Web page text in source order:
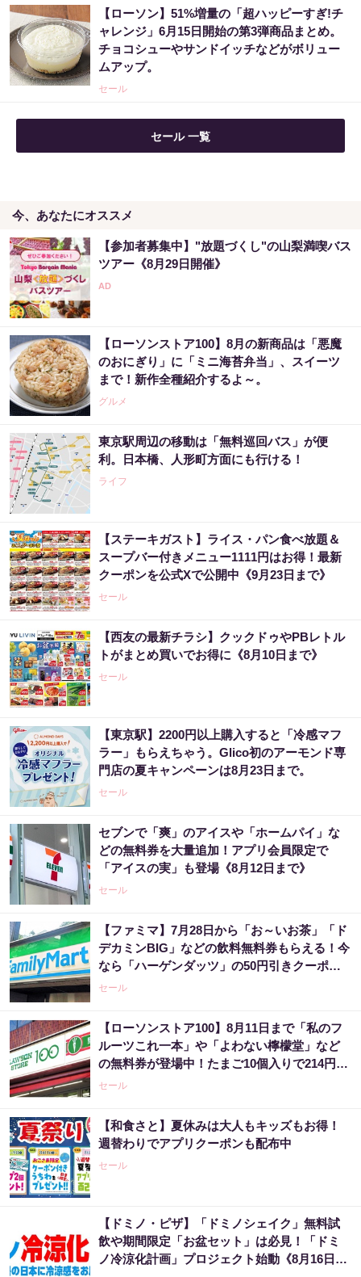
【ローソン】51%増量の「超ハッピーすぎ!チ
ャレンジ」6月15日開始の第3弾商品まとめ。
チョコシューやサンドイッチなどがボリュー
ムアップ。
セール
セール 一覧
今、あなたにオススメ
【参加者募集中】"放題づくし"の山梨満喫バス
ツアー《8月29日開催》
【ローソンストア100】8月の新商品は「悪魔
のおにぎり」に「ミニ海苔弁当」、スイーツ
まで！新作全種紹介するよ～。
グルメ
東京駅周辺の移動は「無料巡回バス」が便
利。日本橋、人形町方面にも行ける！
ライフ
【ステーキガスト】ライス・パン食べ放題＆
スープバー付きメニュー1111円はお得！最新
クーポンを公式Xで公開中《9月23日まで》
セール
【西友の最新チラシ】クックドゥやPBレトル
トがまとめ買いでお得に《8月10日まで》
セール
【東京駅】2200円以上購入すると「冷感マフ
ラー」もらえちゃう。Glico初のアーモンド専
門店の夏キャンペーンは8月23日まで。
セール
セブンで「爽」のアイスや「ホームパイ」な
どの無料券を大量追加！アプリ会員限定で
「アイスの実」も登場《8月12日まで》
セール
【ファミマ】7月28日から「お～いお茶」「ド
デカミンBIG」などの飲料無料券もらえる！今
なら「ハーゲンダッツ」の50円引きクーポン
も。
セール
【ローソンストア100】8月11日まで「私のフ
ルーツこれ一本」や「よわない檸檬堂」など
の無料券が登場中！たまご10個入りで214円な
どのお得企画も見逃せない。
セール
【和食さと】夏休みは大人もキッズもお得！
週替わりでアプリクーポンも配布中
セール
【ドミノ・ピザ】「ドミノシェイク」無料試
飲や期間限定「お盆セット」は必見！「ドミ
ノ冷涼化計画」プロジェクト始動《8月16日ま